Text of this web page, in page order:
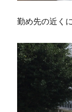
勤め先の近く